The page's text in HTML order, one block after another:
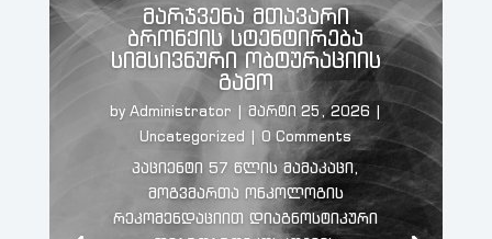
მარჯვენა მთავარი
ბრონქის სტენტირება
სიმსივნური ობტურაციის
გამო
by Administrator | მარტი 25, 2026 |
Uncategorized | 0 Comments
პაციენტი 57 წლის მამაკაცი,
მოგვმართა ონკოლოგის
რეკომენდაციით დიაგნოსტიკური